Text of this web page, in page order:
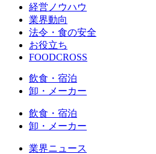
経営ノウハウ
業界動向
法令・食の安全
お役立ち
FOODCROSS
飲食・宿泊
卸・メーカー
飲食・宿泊
卸・メーカー
業界ニュース